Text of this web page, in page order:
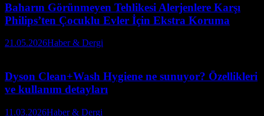
Baharın Görünmeyen Tehlikesi Alerjenlere Karşı
Philips’ten Çocuklu Evler İçin Ekstra Koruma
21.05.2026Haber & Dergi
Dyson Clean+Wash Hygiene ne sunuyor? Özellikleri
ve kullanım detayları
11.03.2026Haber & Dergi